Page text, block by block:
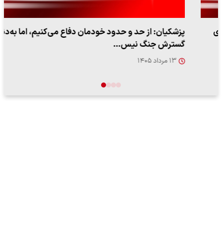
پزشکیان: از حد و حدود خودمان دفاع می‌کنیم، اما به‌دنبال
گسترش جنگ نیس…